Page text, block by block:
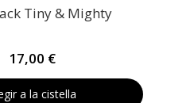
Tiny & Mighty
17,00 €
a la cistella